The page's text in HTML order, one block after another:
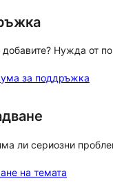
Нужда от
за поддръжка
ли сериозни
на темата